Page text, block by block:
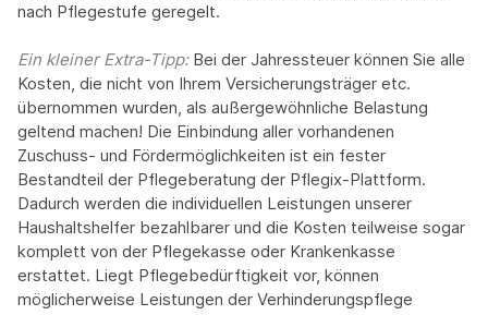
nach Pflegestufe geregelt.
Ein kleiner Extra-Tipp:‍ Bei der Jahressteuer können Sie alle
Kosten, die nicht von Ihrem Versicherungsträger etc.
übernommen wurden, als außergewöhnliche Belastung
geltend machen! Die Einbindung aller vorhandenen
Zuschuss- und Fördermöglichkeiten ist ein fester
Bestandteil der Pflegeberatung der Pflegix-Plattform.
Dadurch werden die individuellen Leistungen unserer
Haushaltshelfer bezahlbarer und die Kosten teilweise sogar
komplett von der Pflegekasse oder Krankenkasse
erstattet. Liegt Pflegebedürftigkeit vor, können
möglicherweise Leistungen der Verhinderungspflege